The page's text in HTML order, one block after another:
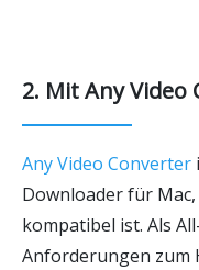
2. Mit Any Video
Any Video Converter
Downloader für
kompatibel ist. Als
Anforderungen zum